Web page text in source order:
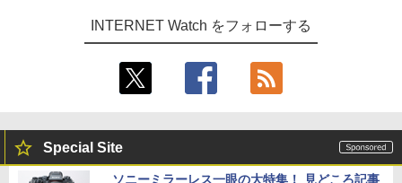
INTERNET Watch をフォローする
Special Site
ソニーミラーレス一眼の大特集！ 見どころ記事